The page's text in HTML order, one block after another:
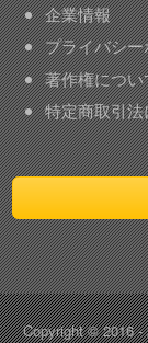
企業情報
プライバシ
著作権につい
特定商取引
Copyright © 2016 -